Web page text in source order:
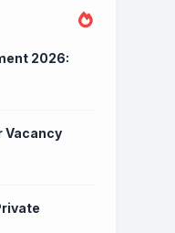
2026:
Vacancy